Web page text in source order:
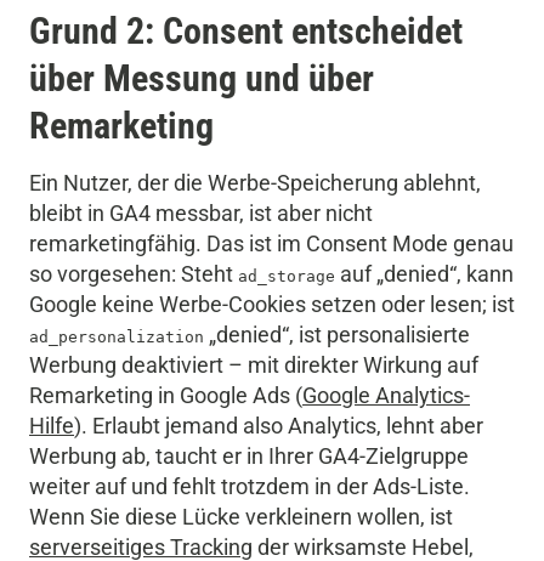
Grund 2: Consent entscheidet
über Messung und über
Remarketing
Ein Nutzer, der die Werbe-Speicherung ablehnt,
bleibt in GA4 messbar, ist aber nicht
remarketingfähig. Das ist im Consent Mode genau
so vorgesehen: Steht ad_storage auf „denied“, kann
Google keine Werbe-Cookies setzen oder lesen; ist
ad_personalization „denied“, ist personalisierte
Werbung deaktiviert – mit direkter Wirkung auf
Remarketing in Google Ads (Google Analytics-
Hilfe). Erlaubt jemand also Analytics, lehnt aber
Werbung ab, taucht er in Ihrer GA4-Zielgruppe
weiter auf und fehlt trotzdem in der Ads-Liste.
Wenn Sie diese Lücke verkleinern wollen, ist
serverseitiges Tracking der wirksamste Hebel,